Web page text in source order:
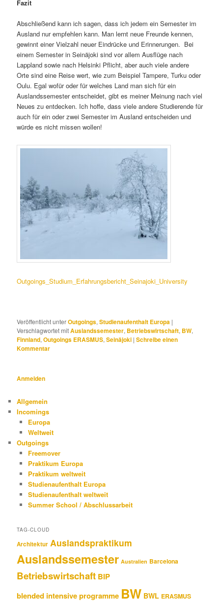
Fazit
Abschließend kann ich sagen, dass ich jedem ein Semester im
Ausland nur empfehlen kann. Man lernt neue Freunde kennen,
gewinnt einer Vielzahl neuer Eindrücke und Erinnerungen. Bei
einem Semester in Seinäjoki sind vor allem Ausflüge nach
Lappland sowie nach Helsinki Pflicht, aber auch viele andere
Orte sind eine Reise wert, wie zum Beispiel Tampere, Turku oder
Oulu. Egal wofür oder für welches Land man sich für ein
Auslandssemester entscheidet, gibt es meiner Meinung nach viel
Neues zu entdecken. Ich hoffe, dass viele andere Studierende für
auch für ein oder zwei Semester im Ausland entscheiden und
würde es nicht missen wollen!
Outgoings_Studium_Erfahrungsbericht_Seinajoki_University
Veröffentlicht unterOutgoings,Studienaufenthalt Europa |
Verschlagwortet mitAuslandssemester, Betriebswirtschaft, BW,
Finnland,Outgoings ERASMUS,Seinäjoki |Schreibe einen
Kommentar
Anmelden
Allgemein
Incomings
Europa
Weltweit
Outgoings
Freemover
Praktikum Europa
Praktikum weltweit
Studienaufenthalt Europa
Studienaufenthalt weltweit
Summer School / Abschlussarbeit
TAG-CLOUD
Architektur Auslandspraktikum
Auslandssemester Australien Barcelona
Betriebswirtschaft BIP
blended intensive programme BW BWL ERASMUS